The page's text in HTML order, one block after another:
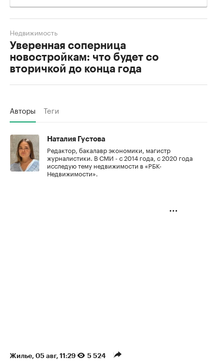
Уверенная соперница
новостройкам: что будет со
вторичкой до конца года
Недвижимость
Авторы Теги
Наталия Густова
Редактор, бакалавр экономики, магистр
журналистики. В СМИ - с 2014 года, с 2020 года
исследую тему недвижимости в «РБК-
Недвижимости».
Жилье⁠, 05 авг, 11:29 5 524